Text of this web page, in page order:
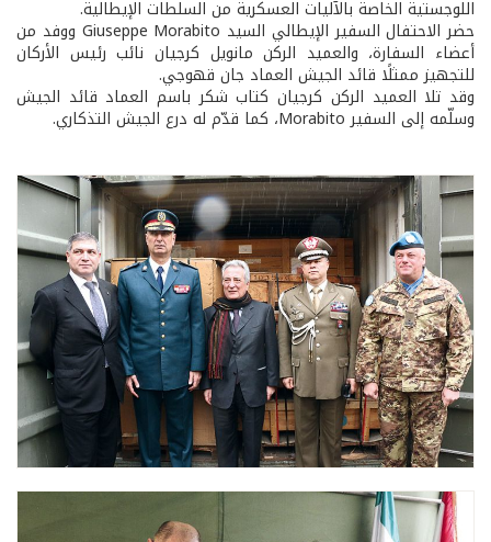
اللوجستية الخاصة بالآليات العسكرية من السلطات الإيطالية.
حضر الاحتفال السفير الإيطالي السيد Giuseppe Morabito ووفد من
أعضاء السفارة، والعميد الركن مانويل كرجيان نائب رئيس الأركان
للتجهيز ممثلًا قائد الجيش العماد جان قهوجي.
وقد تلا العميد الركن كرجيان كتاب شكر باسم العماد قائد الجيش
وسلّمه إلى السفير Morabito، كما قدّم له درع الجيش التذكاري.